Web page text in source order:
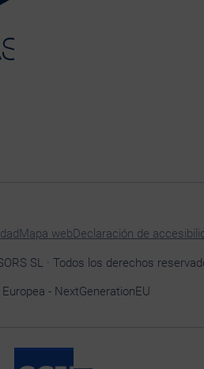
Mapa webDeclaración de
SL · Todos los derechos
- NextGenerationEU